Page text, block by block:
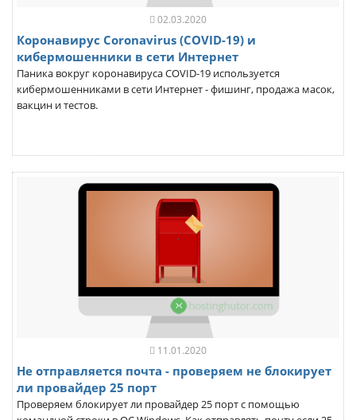
02.03.2020
Коронавирус Coronavirus (COVID-19) и
кибермошенники в сети Интернет
Паника вокруг коронавируса COVID-19 используется
кибермошенниками в сети Интернет - фишинг, продажа масок,
вакцин и тестов.
11.01.2020
Не отправляется почта - проверяем не блокирует
ли провайдер 25 порт
Проверяем блокирует ли провайдер 25 порт с помощью